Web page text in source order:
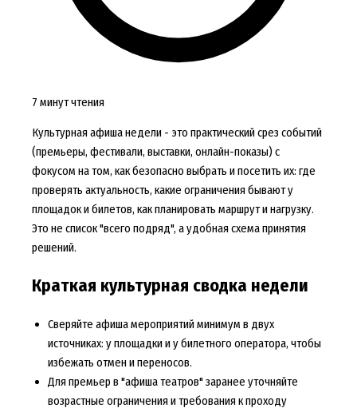
7 минут чтения
Культурная афиша недели - это практический срез событий
(премьеры, фестивали, выставки, онлайн-показы) с
фокусом на том, как безопасно выбрать и посетить их: где
проверять актуальность, какие ограничения бывают у
площадок и билетов, как планировать маршрут и нагрузку.
Это не список "всего подряд", а удобная схема принятия
решений.
Краткая культурная сводка недели
Сверяйте афиша мероприятий минимум в двух
источниках: у площадки и у билетного оператора, чтобы
избежать отмен и переносов.
Для премьер в "афиша театров" заранее уточняйте
возрастные ограничения и требования к проходу